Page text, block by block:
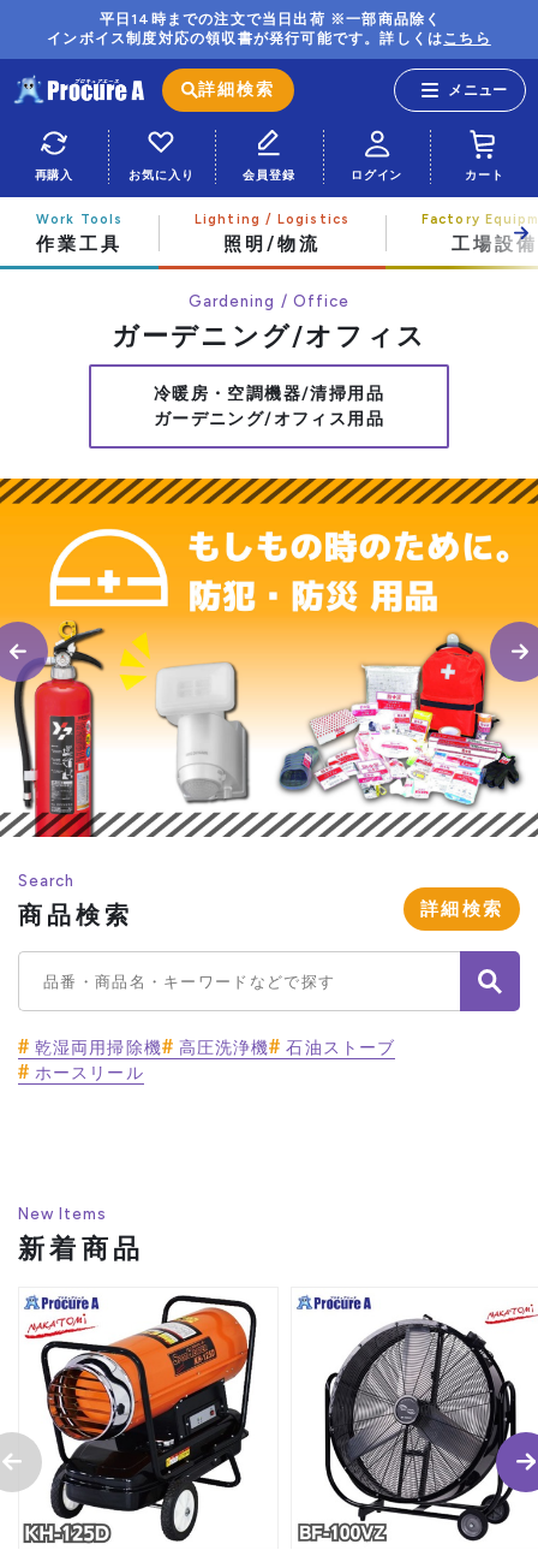
平日14時までの注文で当日出荷 ※一部商品除く
インボイス制度対応の領収書が発行可能です。詳しくはこちら
詳細検索
再購入 お気に入り 会員登録 ログイン カート
作業工具 照明/物流 工場設備
Gardening / Office
ガーデニング/オフィス
冷暖房・空調機器/清掃用品
ガーデニング/オフィス用品
Search
商品検索 詳細検索
乾湿両用掃除機 高圧洗浄機
石油ストーブ
ホースリール
New Items
新着商品